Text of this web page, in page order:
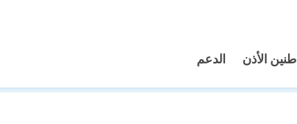
طنين الأذن الدعم